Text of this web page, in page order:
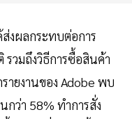
งผลกระทบต่อการ
วมถึงวิธีการซื้อสินค้า
ายงานของ Adobe พบ
กว่า 58% ทำการสั่ง